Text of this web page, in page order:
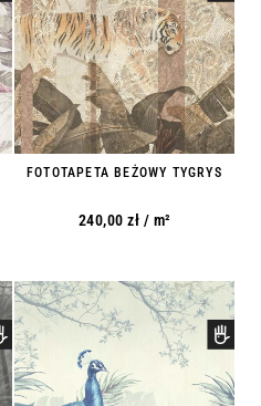
FOTOTAPETA BEŻOWY TYGRYS
240,00 zł / m²